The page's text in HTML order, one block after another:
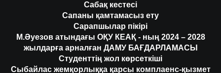
Сабақ кестесі
Сапаны қамтамасыз ету
Сарапшылар пікірі
М.Әуезов атындағы ОҚУ КЕАҚ - ның 2024 – 2028
жылдарға арналған ДАМУ БАҒДАРЛАМАСЫ
Студенттің жол көрсеткіші
Сыбайлас жемқорлыққа қарсы комплаенс-қызмет